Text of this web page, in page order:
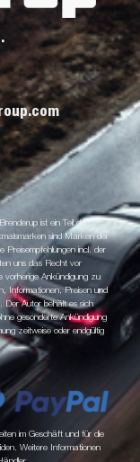
ist ein Teil der
sind Marken der
Preisempfehlungen incl. der
uns das Recht vor
vorherige Ankündigung zu
Informationen, Preisen und
Der Autor behält es sich
gesonderte Ankündigung
zeitweise oder endgültig
im Geschäft und für die
Weitere Informationen